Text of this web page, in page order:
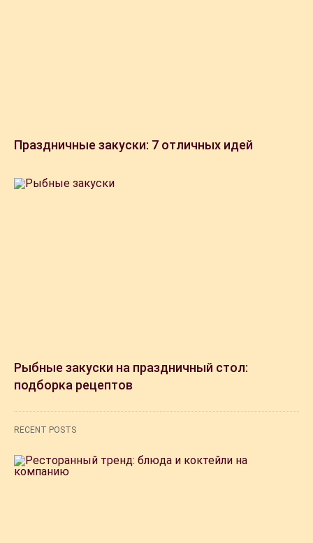
Праздничные закуски: 7 отличных идей
Рыбные закуски на праздничный стол:
подборка рецептов
RECENT POSTS